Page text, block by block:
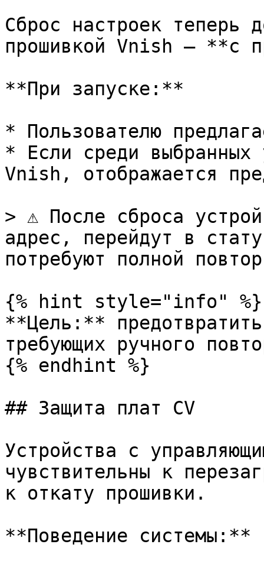
Сброс настроек теперь
прошивкой Vnish — **с
**При запуске:**
* Пользователю
* Если среди выбранных
Vnish, отображается
> ⚠️ После сброса
адрес, перейдут в
потребуют полной
{% hint style="info" %}
**Цель:**
требующих ручного
{% endhint %}
## Защита плат CV
Устройства с
чувствительны к
к откату прошивки.
**Поведение системы:**